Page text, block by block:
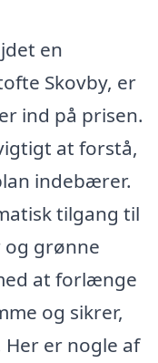
en
Skovby, er
ind på prisen.
at forstå,
indebærer.
tilgang til
grønne
at forlænge
og sikrer,
er nogle af